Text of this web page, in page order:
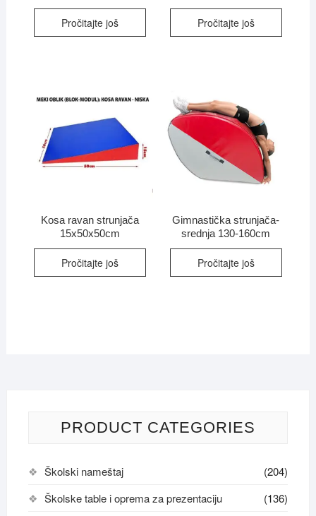
Pročitajte još Pročitajte još
Kosa ravan strunjača
15x50x50cm
Pročitajte još
Gimnastička strunjača-
srednja 130-160cm
Pročitajte još
PRODUCT CATEGORIES
Školski nameštaj
(204)
Školske table i oprema za prezentaciju
(136)